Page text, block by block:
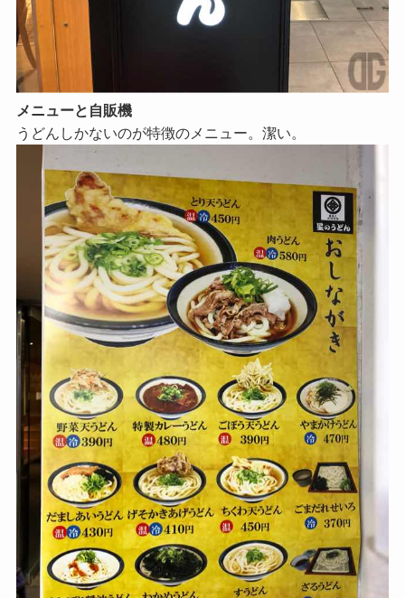
メニューと自販機
うどんしかないのが特徴のメニュー。潔い。